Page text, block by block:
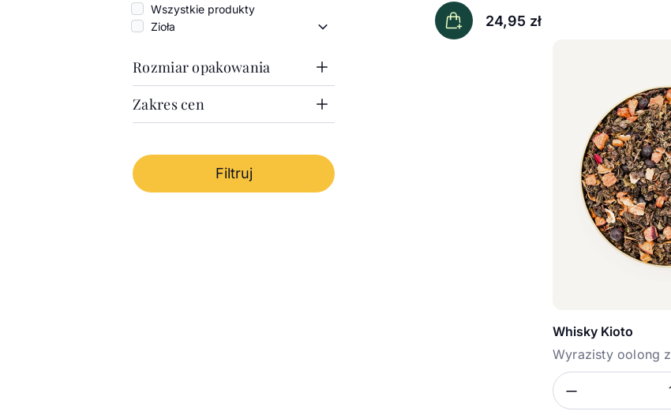
Wszystkie produkty
Zioła
Zioła - Pokaż podkategorię
Rozmiar opakowania
1000g
Zakres cen
Cena minimalna
Od
-
Cena maksymalna
Do
Filtruj
24,95 zł
Whisky Kioto
Wyrazisty oolong
IlośćZmniejsz